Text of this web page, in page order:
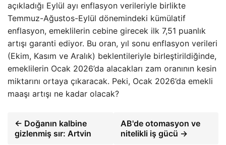
açıkladığı Eylül ayı enflasyon verileriyle birlikte
Temmuz-Ağustos-Eylül dönemindeki kümülatif
enflasyon, emeklilerin cebine girecek ilk 7,51 puanlık
artışı garanti ediyor. Bu oran, yıl sonu enflasyon verileri
(Ekim, Kasım ve Aralık) beklentileriyle birleştirildiğinde,
emeklilerin Ocak 2026’da alacakları zam oranının kesin
miktarını ortaya çıkaracak. Peki, Ocak 2026’da emekli
maaşı artışı ne kadar olacak?
← Doğanın kalbine
gizlenmiş sır: Artvin
AB'de otomasyon ve
nitelikli iş gücü →